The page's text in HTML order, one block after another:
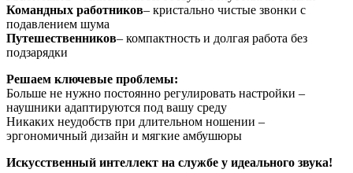
Командных работников– кристально чистые звонки с
подавлением шума
Путешественников– компактность и долгая работа без
подзарядки
Решаем ключевые проблемы:
Больше не нужно постоянно регулировать настройки –
наушники адаптируются под вашу среду
Никаких неудобств при длительном ношении –
эргономичный дизайн и мягкие амбушюры
Искусственный интеллект на службе у идеального звука!